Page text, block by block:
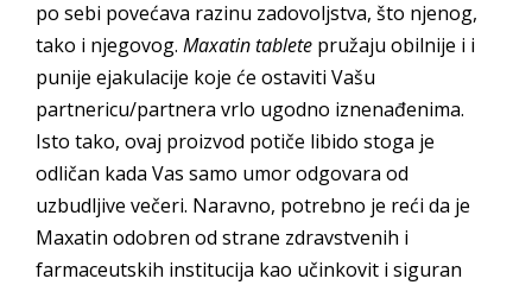
po sebi povećava razinu zadovoljstva, što njenog,
tako i njegovog. Maxatin tablete pružaju obilnije i i
punije ejakulacije koje će ostaviti Vašu
partnericu/partnera vrlo ugodno iznenađenima.
Isto tako, ovaj proizvod potiče libido stoga je
odličan kada Vas samo umor odgovara od
uzbudljive večeri. Naravno, potrebno je reći da je
Maxatin odobren od strane zdravstvenih i
farmaceutskih institucija kao učinkovit i siguran